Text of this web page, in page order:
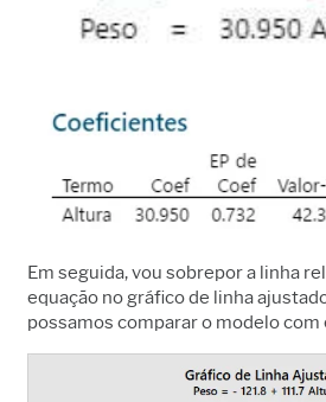
Em seguida, vou sobrepor a linha
equação no gráfico de linha
possamos comparar o modelo com